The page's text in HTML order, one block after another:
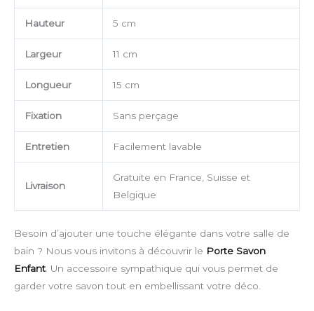
Hauteur 5 cm
Largeur 11 cm
Longueur 15 cm
Fixation Sans perçage
Entretien Facilement lavable
Livraison
Gratuite en France, Suisse et
Belgique
Besoin d’ajouter une touche élégante dans votre salle de
bain ? Nous vous invitons à découvrir le Porte Savon
Enfant . Un accessoire sympathique qui vous permet de
garder votre savon tout en embellissant votre déco.